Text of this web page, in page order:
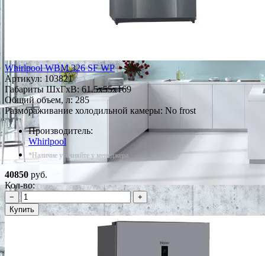
Whirlpool WBM 326 SF WP
Артикул:103821
Габариты ШxГxВ: 61.5x55x169
Общий объем, л: 285
Размораживание холодильной камеры: No frost
Производитель:
Whirlpool
*Наличие уточняйте у менеджера
40850 руб.
Кол-во:
−
+
Купить